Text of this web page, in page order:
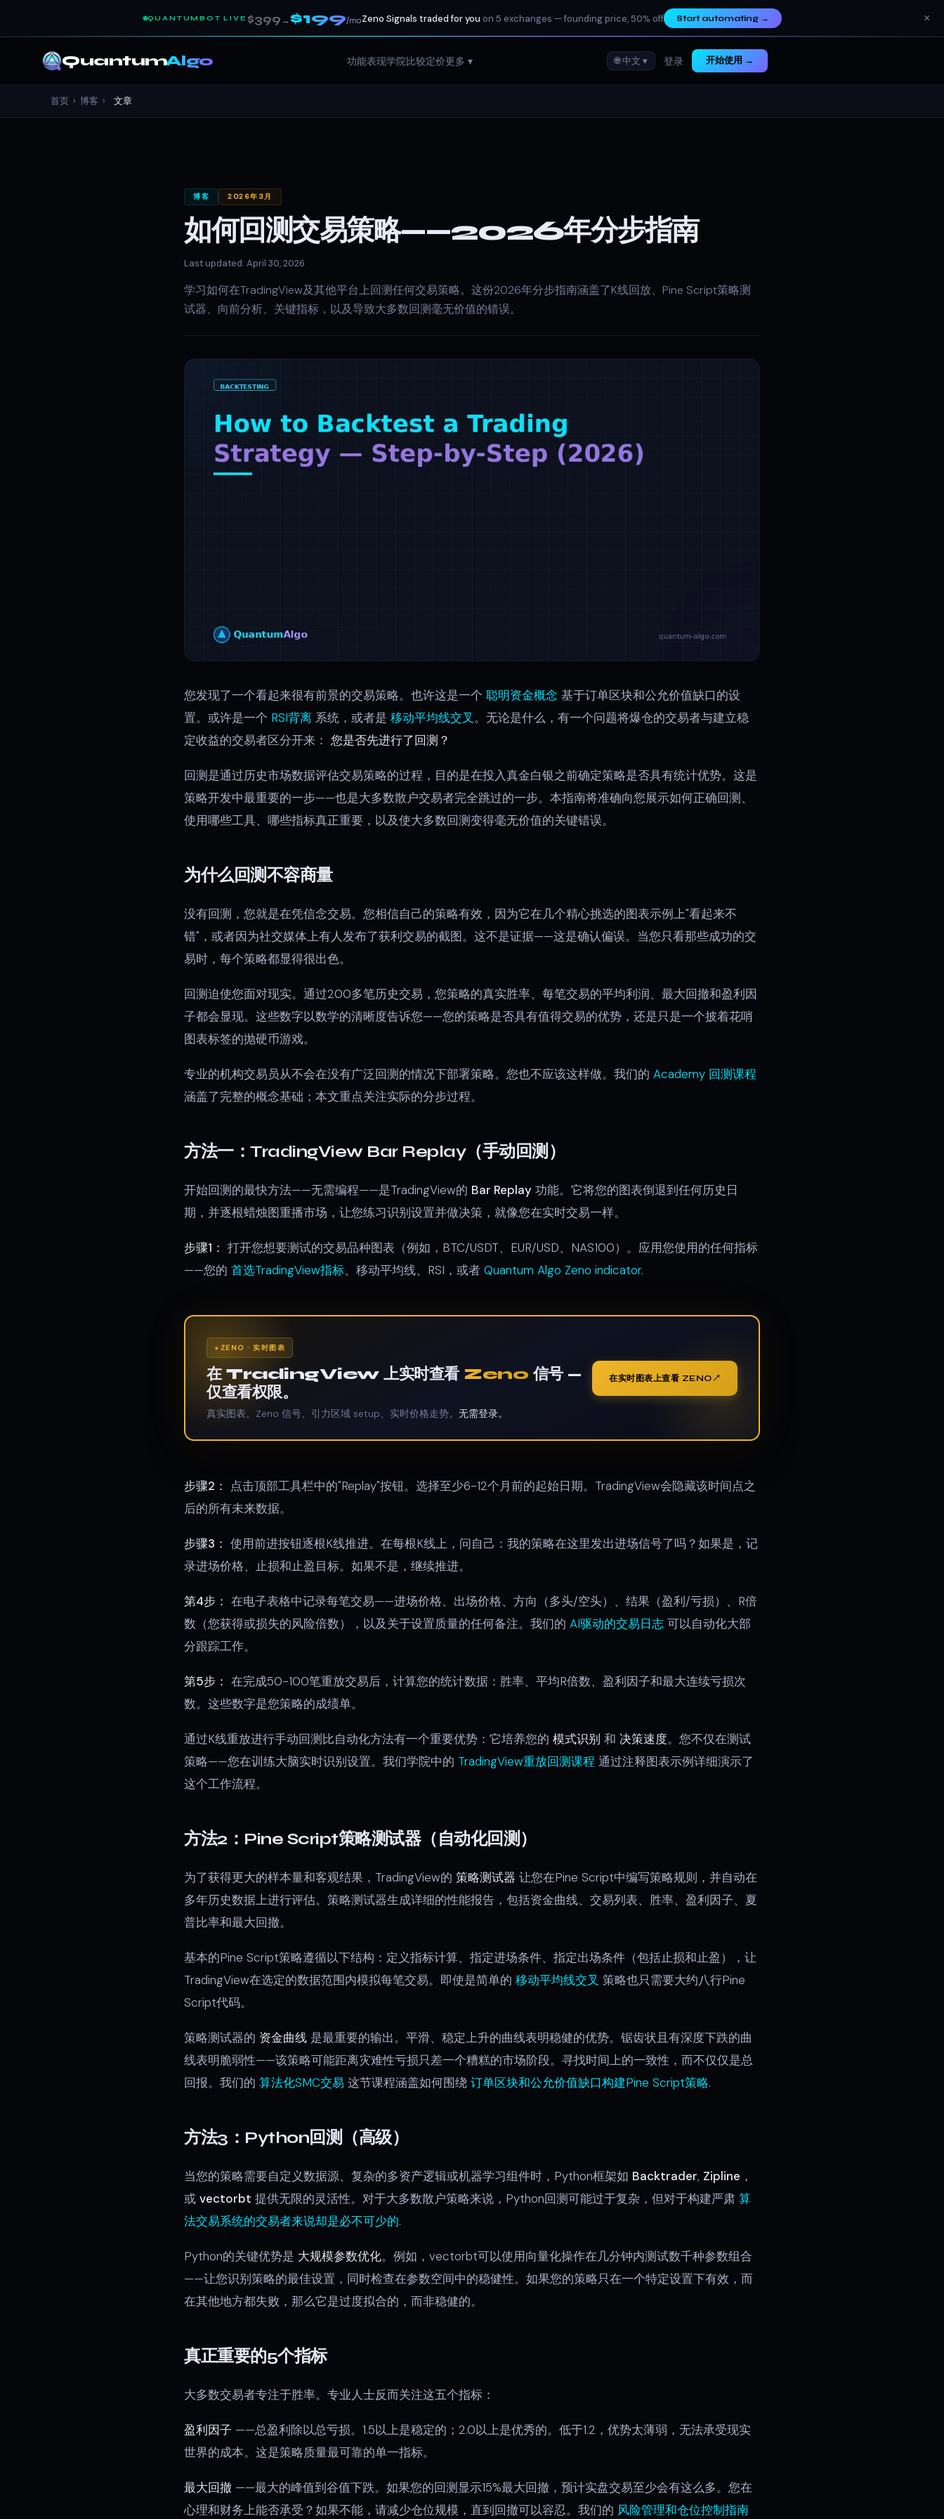
QUANTUMBOT LIVE $399→$199/moZeno Signals traded for you on 5 exchanges — founding price, 50% off Start automating→ ×
QuantumAlgo 功能表现学院比较定价更多 ▾ 🌐 中文 ▾ 登录 开始使用 →
首页 › 博客 › 文章
博客 2026年3月
如何回测交易策略——2026年分步指南
Last updated: April 30, 2026
学习如何在TradingView及其他平台上回测任何交易策略。这份2026年分步指南涵盖了K线回放、Pine Script策略测
试器、向前分析、关键指标，以及导致大多数回测毫无价值的错误。
您发现了一个看起来很有前景的交易策略。也许这是一个 聪明资金概念 基于订单区块和公允价值缺口的设
置。或许是一个 RSI背离 系统，或者是 移动平均线交叉。无论是什么，有一个问题将爆仓的交易者与建立稳
定收益的交易者区分开来： 您是否先进行了回测？
回测是通过历史市场数据评估交易策略的过程，目的是在投入真金白银之前确定策略是否具有统计优势。这是
策略开发中最重要的一步——也是大多数散户交易者完全跳过的一步。本指南将准确向您展示如何正确回测、
使用哪些工具、哪些指标真正重要，以及使大多数回测变得毫无价值的关键错误。
为什么回测不容商量
没有回测，您就是在凭信念交易。您相信自己的策略有效，因为它在几个精心挑选的图表示例上"看起来不
错"，或者因为社交媒体上有人发布了获利交易的截图。这不是证据——这是确认偏误。当您只看那些成功的交
易时，每个策略都显得很出色。
回测迫使您面对现实。通过200多笔历史交易，您策略的真实胜率、每笔交易的平均利润、最大回撤和盈利因
子都会显现。这些数字以数学的清晰度告诉您——您的策略是否具有值得交易的优势，还是只是一个披着花哨
图表标签的抛硬币游戏。
专业的机构交易员从不会在没有广泛回测的情况下部署策略。您也不应该这样做。我们的 Academy 回测课程
涵盖了完整的概念基础；本文重点关注实际的分步过程。
方法一：TradingView Bar Replay（手动回测）
开始回测的最快方法——无需编程——是TradingView的 Bar Replay 功能。它将您的图表倒退到任何历史日
期，并逐根蜡烛图重播市场，让您练习识别设置并做决策，就像您在实时交易一样。
步骤1： 打开您想要测试的交易品种图表（例如，BTC/USDT、EUR/USD、NAS100）。应用您使用的任何指标
——您的 首选TradingView指标、移动平均线、RSI，或者 Quantum Algo Zeno indicator.
ZENO · 实时图表
在 TradingView 上实时查看 Zeno 信号 —
仅查看权限。
真实图表。Zeno 信号、引力区域 setup、实时价格走势。 无需登录。
在实时图表上查看 ZENO
步骤2： 点击顶部工具栏中的"Replay"按钮。选择至少6-12个月前的起始日期。TradingView会隐藏该时间点之
后的所有未来数据。
步骤3： 使用前进按钮逐根K线推进。在每根K线上，问自己：我的策略在这里发出进场信号了吗？如果是，记
录进场价格、止损和止盈目标。如果不是，继续推进。
第4步： 在电子表格中记录每笔交易——进场价格、出场价格、方向（多头/空头）、结果（盈利/亏损）、R倍
数（您获得或损失的风险倍数），以及关于设置质量的任何备注。我们的 AI驱动的交易日志 可以自动化大部
分跟踪工作。
第5步： 在完成50-100笔重放交易后，计算您的统计数据：胜率、平均R倍数、盈利因子和最大连续亏损次
数。这些数字是您策略的成绩单。
通过K线重放进行手动回测比自动化方法有一个重要优势：它培养您的 模式识别 和 决策速度。您不仅在测试
策略——您在训练大脑实时识别设置。我们学院中的 TradingView重放回测课程 通过注释图表示例详细演示了
这个工作流程。
方法2：Pine Script策略测试器（自动化回测）
为了获得更大的样本量和客观结果，TradingView的 策略测试器 让您在Pine Script中编写策略规则，并自动在
多年历史数据上进行评估。策略测试器生成详细的性能报告，包括资金曲线、交易列表、胜率、盈利因子、夏
普比率和最大回撤。
基本的Pine Script策略遵循以下结构：定义指标计算、指定进场条件、指定出场条件（包括止损和止盈），让
TradingView在选定的数据范围内模拟每笔交易。即使是简单的 移动平均线交叉 策略也只需要大约八行Pine
Script代码。
策略测试器的 资金曲线 是最重要的输出。平滑、稳定上升的曲线表明稳健的优势。锯齿状且有深度下跌的曲
线表明脆弱性——该策略可能距离灾难性亏损只差一个糟糕的市场阶段。寻找时间上的一致性，而不仅仅是总
回报。我们的 算法化SMC交易 这节课程涵盖如何围绕 订单区块和公允价值缺口构建Pine Script策略.
方法3：Python回测（高级）
当您的策略需要自定义数据源、复杂的多资产逻辑或机器学习组件时，Python框架如 Backtrader, Zipline ，
或 vectorbt 提供无限的灵活性。对于大多数散户策略来说，Python回测可能过于复杂，但对于构建严肃 算
法交易系统的交易者来说却是必不可少的.
Python的关键优势是 大规模参数优化。例如，vectorbt可以使用向量化操作在几分钟内测试数千种参数组合
——让您识别策略的最佳设置，同时检查在参数空间中的稳健性。如果您的策略只在一个特定设置下有效，而
在其他地方都失败，那么它是过度拟合的，而非稳健的。
真正重要的5个指标
大多数交易者专注于胜率。专业人士反而关注这五个指标：
盈利因子 ——总盈利除以总亏损。1.5以上是稳定的；2.0以上是优秀的。低于1.2，优势太薄弱，无法承受现实
世界的成本。这是策略质量最可靠的单一指标。
最大回撤 ——最大的峰值到谷值下跌。如果您的回测显示15%最大回撤，预计实盘交易至少会有这么多。您在
心理和财务上能否承受？如果不能，请减少仓位规模，直到回撤可以容忍。我们的 风险管理和仓位控制指南